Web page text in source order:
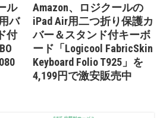
ル
バ
付
Amazon、ロジクールの
iPad Air用二つ折り保護カ
バー＆スタンド付キーボ
ード「Logicool FabricSkin
Keyboard Folio T925」を
4,199円で激安販売中